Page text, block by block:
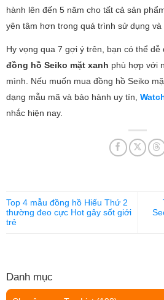
hành lên đến 5 năm cho tất cả sản
yên tâm hơn trong quá trình sử dụng và
Hy vọng qua 7 gợi ý trên, bạn có thể
đồng hồ Seiko mặt xanh phù hợp với
mình. Nếu muốn mua đồng hồ Seiko
dạng mẫu mã và bảo hành uy tín,
nhắc hiện nay.
Top 4 mẫu đồng hồ Hiếu Thứ 2
thường đeo cực Hot gây sốt giới
trẻ
Danh mục